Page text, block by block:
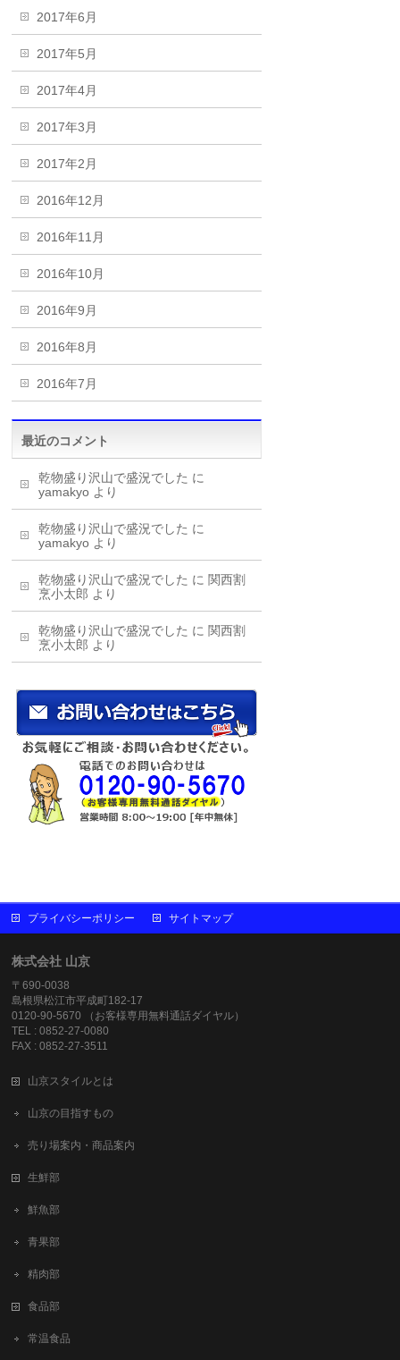
2017年6月
2017年5月
2017年4月
2017年3月
2017年2月
2016年12月
2016年11月
2016年10月
2016年9月
2016年8月
2016年7月
最近のコメント
乾物盛り沢山で盛況でした に
yamakyo より
乾物盛り沢山で盛況でした に
yamakyo より
乾物盛り沢山で盛況でした に 関西割
烹小太郎 より
乾物盛り沢山で盛況でした に 関西割
烹小太郎 より
プライバシーポリシー サイトマップ
株式会社 山京
〒690-0038
島根県松江市平成町182-17
0120-90-5670 （お客様専用無料通話ダイヤル）
TEL : 0852-27-0080
FAX : 0852-27-3511
山京スタイルとは
山京の目指すもの
売り場案内・商品案内
生鮮部
鮮魚部
青果部
精肉部
食品部
常温食品